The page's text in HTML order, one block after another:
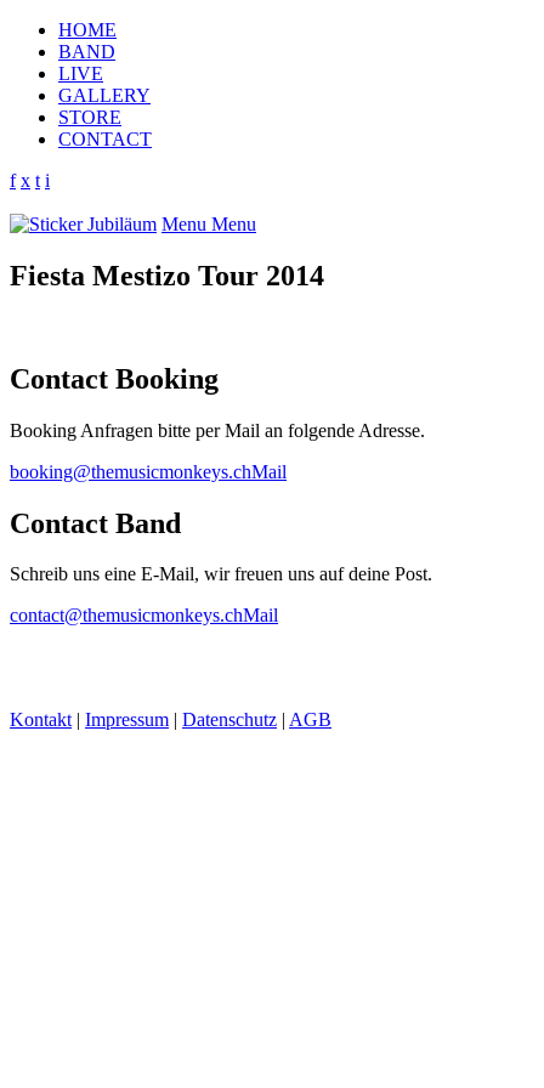
HOME
BAND
LIVE
GALLERY
STORE
CONTACT
f x t i
Menu Menu
Fiesta Mestizo Tour 2014
Contact Booking
Booking Anfragen bitte per Mail an folgende Adresse.
booking@themusicmonkeys.chMail
Contact Band
Schreib uns eine E-Mail, wir freuen uns auf deine Post.
contact@themusicmonkeys.chMail
Kontakt | Impressum | Datenschutz | AGB